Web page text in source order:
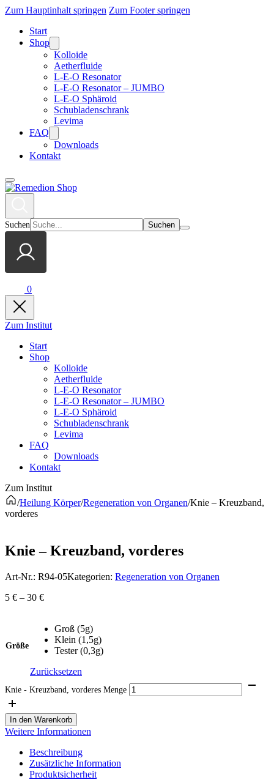
Zum Hauptinhalt springen Zum Footer springen
Start
Shop
Kolloide
Aetherfluide
L-E-O Resonator
L-E-O Resonator – JUMBO
L-E-O Sphäroid
Schubladenschrank
Levima
FAQ
Downloads
Kontakt
Suchen
0
Zum Institut
Start
Shop
Kolloide
Aetherfluide
L-E-O Resonator
L-E-O Resonator – JUMBO
L-E-O Sphäroid
Schubladenschrank
Levima
FAQ
Downloads
Kontakt
Zum Institut
/Heilung Körper/Regeneration von Organen/Knie – Kreuzband,
vorderes
Knie – Kreuzband, vorderes
Art-Nr.: R94-05Kategorien: Regeneration von Organen
5 € – 30 €
Größe
Groß (5g)
Klein (1,5g)
Tester (0,3g)
Zurücksetzen
Knie - Kreuzband, vorderes Menge
In den Warenkorb
Weitere Informationen
Beschreibung
Zusätzliche Information
Produktsicherheit